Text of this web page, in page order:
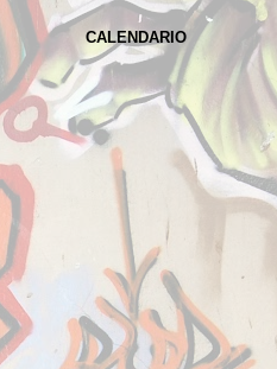
CALENDARIO